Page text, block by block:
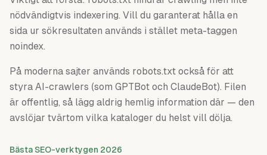
nödvändigtvis indexering. Vill du garanterat hålla en
sida ur sökresultaten används i stället meta-taggen
noindex.
På moderna sajter används robots.txt också för att
styra AI-crawlers (som GPTBot och ClaudeBot). Filen
är offentlig, så lägg aldrig hemlig information där — den
avslöjar tvärtom vilka kataloger du helst vill dölja.
Bästa SEO-verktygen 2026